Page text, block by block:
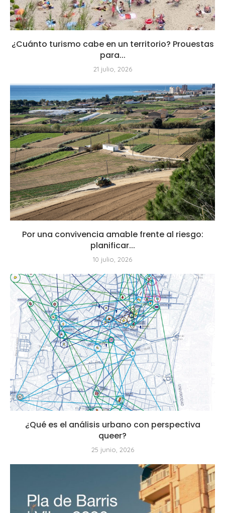
¿Cuánto turismo cabe en un territorio? Prouestas
para...
21 julio, 2026
Por una convivencia amable frente al riesgo:
planificar...
10 julio, 2026
¿Qué es el análisis urbano con perspectiva
queer?
25 junio, 2026